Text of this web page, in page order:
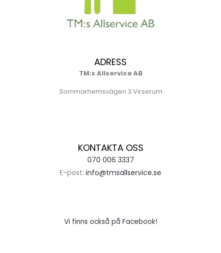
ADRESS
TM:s Allservice AB
Sommarhemsvägen 3 Virserum
KONTAKTA OSS
070 006 3337
E-post: info@tmsallservice.se
Vi finns också på Facebook!